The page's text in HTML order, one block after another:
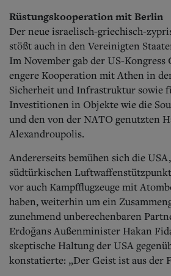
Rüstungskooperation mit Berlin
Der neue israelisch-griechisch-
stößt auch in den Vereinigten
Im November gab der US-
engere Kooperation mit Athen in
Sicherheit und Infrastruktur sowie
Investitionen in Objekte wie die
und den von der NATO genutzten
Alexandroupolis.
Andererseits bemühen sich die
südtürkischen
vor auch Kampfflugzeuge mit
haben, weiterhin um ein
zunehmend unberechenbaren
Erdoğans Außenminister Hakan
skeptische Haltung der USA
konstatierte: „Der Geist ist aus der